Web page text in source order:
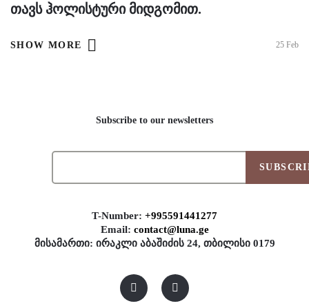
Თავს Ჰოლისტური Მიდგომით.
SHOW MORE 25 Feb
Subscribe to our newsletters
T-Number: +995591441277
Email: contact@luna.ge
მისამართი: ირაკლი აბაშიძის 24, თბილისი 0179